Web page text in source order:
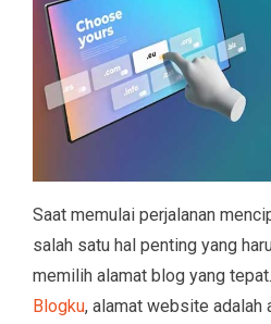
Saat memulai perjalanan
salah satu hal penting yang
memilih alamat blog yang
Blogku, alamat website adalah